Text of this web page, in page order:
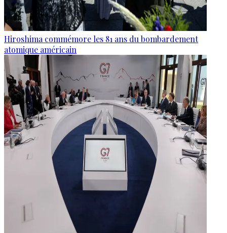
Hiroshima commémore les 81 ans du bombardement
atomique américain